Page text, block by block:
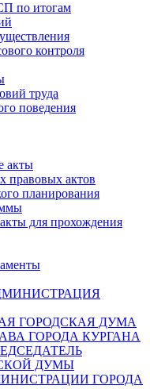
по итогам
контроля
труда
поведения
акты
правовых актов
планирования
для прохождения
ГОРОДСКАЯ ДУМА
ГОРОДА КУРГАНА
ДУМЫ
ГОРОДА